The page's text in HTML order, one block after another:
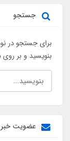
جستجو
برای جستجو در
بنویسید و بر
عضویت